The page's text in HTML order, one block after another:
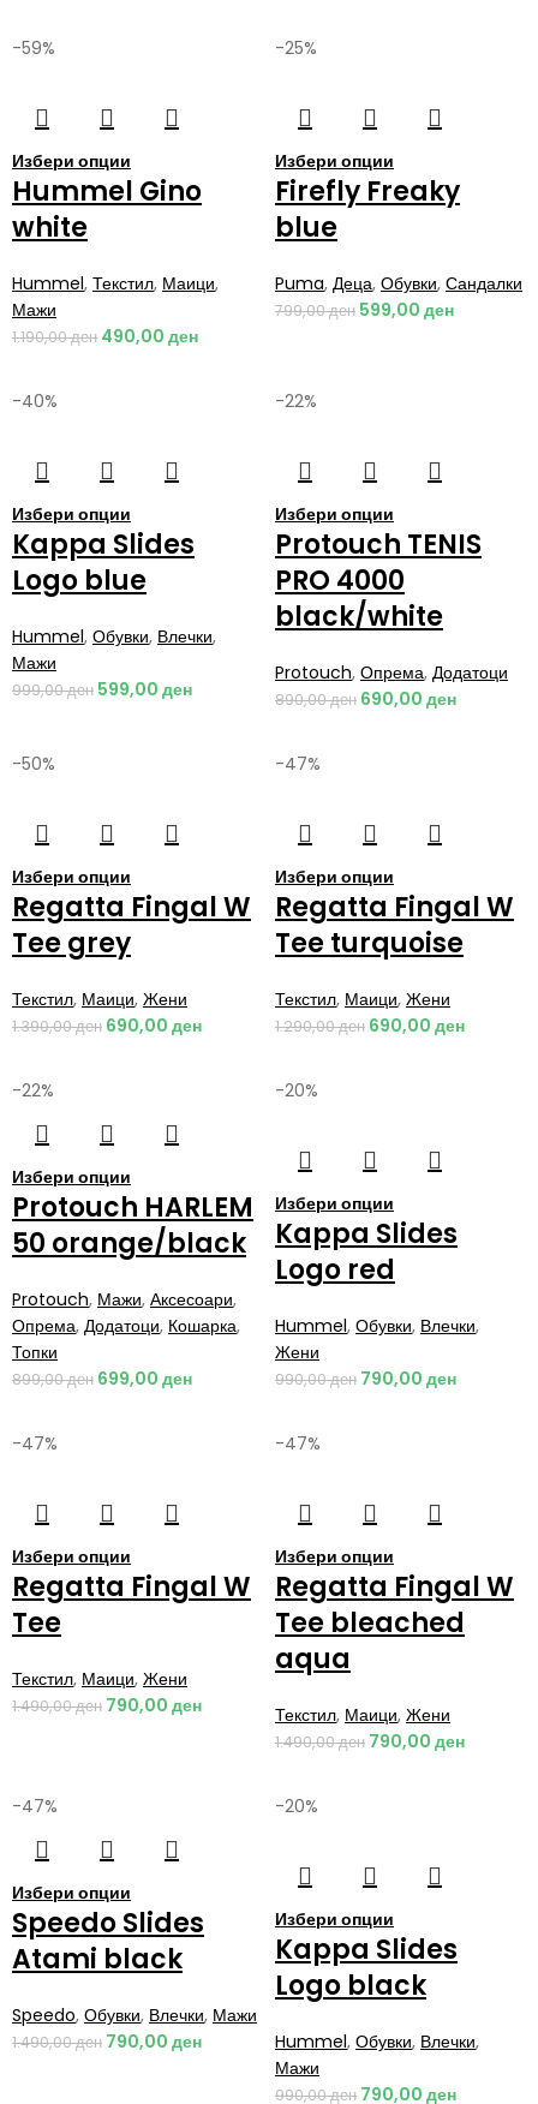
-59%
Избери опции
Hummel Gino
white
Hummel, Текстил, Маици,
Мажи
1.190,00ден 490,00 ден
-25%
Избери опции
Firefly Freaky
blue
Puma, Деца, Обувки, Сандалки
799,00ден 599,00 ден
-40%
Избери опции
Kappa Slides
Logo blue
Hummel, Обувки, Влечки,
Мажи
999,00ден 599,00 ден
-22%
Избери опции
Protouch TENIS
PRO 4000
black/white
Protouch, Опрема, Додатоци
890,00ден 690,00 ден
-50%
Избери опции
Regatta Fingal W
Tee grey
Текстил, Маици, Жени
1.390,00ден 690,00 ден
-47%
Избери опции
Regatta Fingal W
Tee turquoise
Текстил, Маици, Жени
1.290,00ден 690,00 ден
-22%
Избери опции
Protouch HARLEM
50 orange/black
Protouch, Мажи, Аксесоари,
Опрема, Додатоци, Кошарка,
Топки
899,00ден 699,00 ден
-20%
Избери опции
Kappa Slides
Logo red
Hummel, Обувки, Влечки,
Жени
990,00ден 790,00 ден
-47%
Избери опции
Regatta Fingal W
Tee
Текстил, Маици, Жени
1.490,00ден 790,00 ден
-47%
Избери опции
Regatta Fingal W
Tee bleached
aqua
Текстил, Маици, Жени
1.490,00ден 790,00 ден
-47%
Избери опции
Speedo Slides
Atami black
Speedo, Обувки, Влечки, Мажи
1.490,00ден 790,00 ден
-20%
Избери опции
Kappa Slides
Logo black
Hummel, Обувки, Влечки,
Мажи
990,00ден 790,00 ден